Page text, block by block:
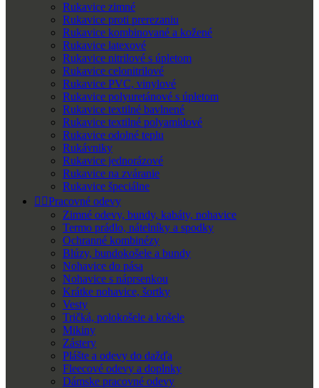
Rukavice zimné
Rukavice proti prerezaniu
Rukavice kombinované a kožené
Rukavice latexové
Rukavice nitrilové s úpletom
Rukavice celonitrilové
Rukavice PVC, vinylové
Rukavice polyuretánové s úpletom
Rukavice textilné bavlnené
Rukavice textilné polyamidové
Rukavice odolné teplu
Rukávniky
Rukavice jednorázové
Rukavice na zváranie
Rukavice špeciálne
 Pracovné odevy
Zimné odevy, bundy, kabáty, nohavice
Termo prádlo, nátelníky a spodky
Ochranné kombinézy
Blúzy, bundokošele a bundy
Nohavice do pása
Nohavice s náprsenkou
Krátke nohavice, šortky
Vesty
Tričká, polokošele a košele
Mikiny
Zástery
Plášte a odevy do dažďa
Fleecové odevy a doplnky
Dámske pracovné odevy